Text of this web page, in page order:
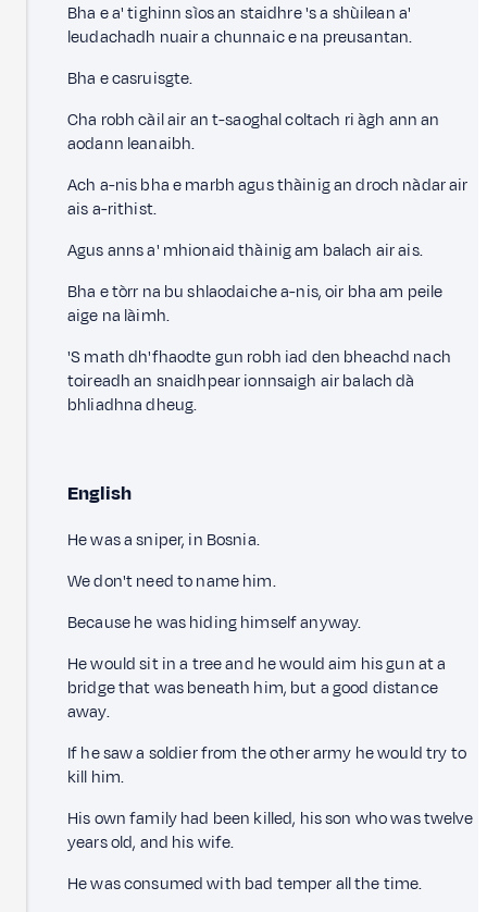
Bha e a' tighinn sìos an staidhre 's a shùilean a'
leudachadh nuair a chunnaic e na preusantan.
Bha e casruisgte.
Cha robh càil air an t-saoghal coltach ri àgh ann an
aodann leanaibh.
Ach a-nis bha e marbh agus thàinig an droch nàdar air
ais a-rithist.
Agus anns a' mhionaid thàinig am balach air ais.
Bha e tòrr na bu shlaodaiche a-nis, oir bha am peile
aige na làimh.
'S math dh'fhaodte gun robh iad den bheachd nach
toireadh an snaidhpear ionnsaigh air balach dà
bhliadhna dheug.
English
He was a sniper, in Bosnia.
We don't need to name him.
Because he was hiding himself anyway.
He would sit in a tree and he would aim his gun at a
bridge that was beneath him, but a good distance
away.
If he saw a soldier from the other army he would try to
kill him.
His own family had been killed, his son who was twelve
years old, and his wife.
He was consumed with bad temper all the time.